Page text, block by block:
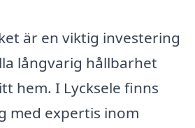
är en viktig investering
långvarig hållbarhet
hem. I Lycksele finns
med expertis inom